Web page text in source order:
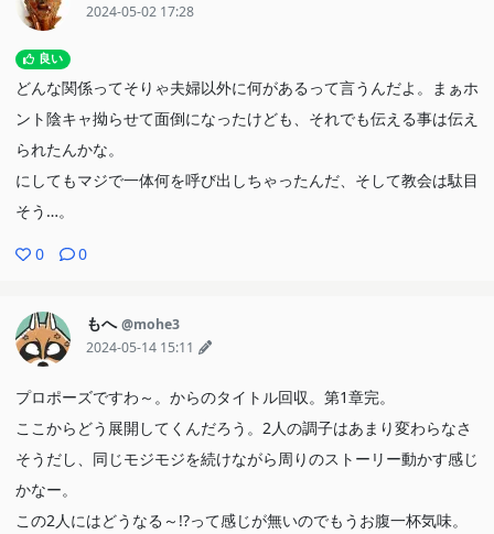
2024-05-02 17:28
良い
どんな関係ってそりゃ夫婦以外に何があるって言うんだよ。まぁホ
ント陰キャ拗らせて面倒になったけども、それでも伝える事は伝え
られたんかな。
にしてもマジで一体何を呼び出しちゃったんだ、そして教会は駄目
そう…。
0 0
もへ @mohe3
2024-05-14 15:11
プロポーズですわ～。からのタイトル回収。第1章完。
ここからどう展開してくんだろう。2人の調子はあまり変わらなさ
そうだし、同じモジモジを続けながら周りのストーリー動かす感じ
かなー。
この2人にはどうなる～!?って感じが無いのでもうお腹一杯気味。